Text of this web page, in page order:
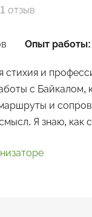
1 отзыв
Опыт работы:
и
с Байкалом,
и
Я знаю, как